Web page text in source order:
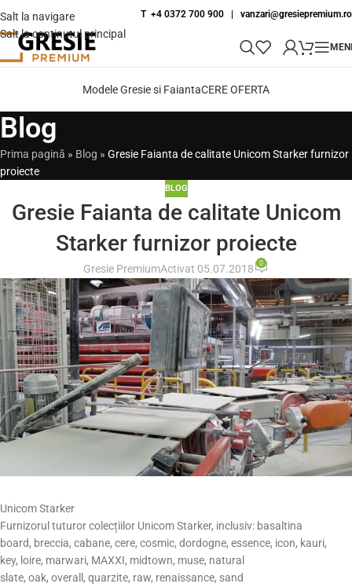
Salt la navigare
Salt la conținutul principal
T +4 0372 700 900 | vanzari@gresiepremium.ro
Modele Gresie si FaiantaCERE OFERTA
Blog
Prima pagină » Blog » Gresie Faianta de calitate Unicom Starker furnizor
proiecte
BLOG
Gresie Faianta de calitate Unicom
Starker furnizor proiecte
Gresie PremiumActivat 05.07.2018 0
Unicom Starker
Furnizorul tuturor colecțiilor Unicom Starker, inclusiv: basaltina
board, breccia, cabane, cere, cosmic, dordogne, essence, icon, kauri,
key, loire, marwari, MAXXI, midtown, muse, natural
slate, oak, overall, quarzite, raw, renaissance, sand